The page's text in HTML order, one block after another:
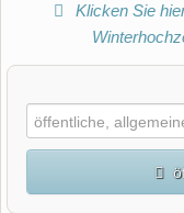
Klicken Sie